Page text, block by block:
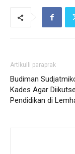
Artikulli paraprak
Budiman
Kades Agar
Pendidikan di